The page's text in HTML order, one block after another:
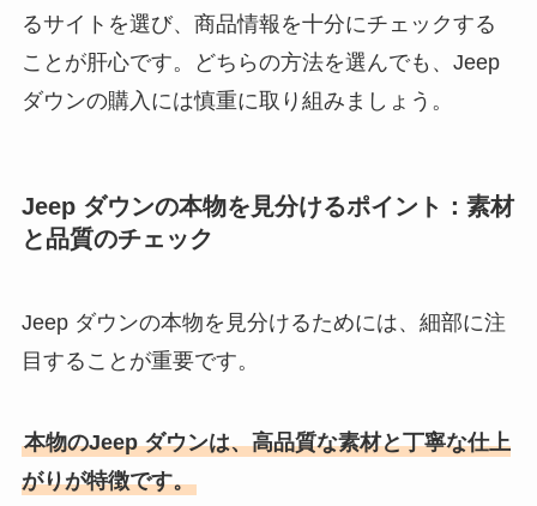
るサイトを選び、商品情報を十分にチェックする
ことが肝心です。どちらの方法を選んでも、Jeep
ダウンの購入には慎重に取り組みましょう。
Jeep ダウンの本物を見分けるポイント：素材
と品質のチェック
Jeep ダウンの本物を見分けるためには、細部に注
目することが重要です。
本物のJeep ダウンは、高品質な素材と丁寧な仕上
がりが特徴です。